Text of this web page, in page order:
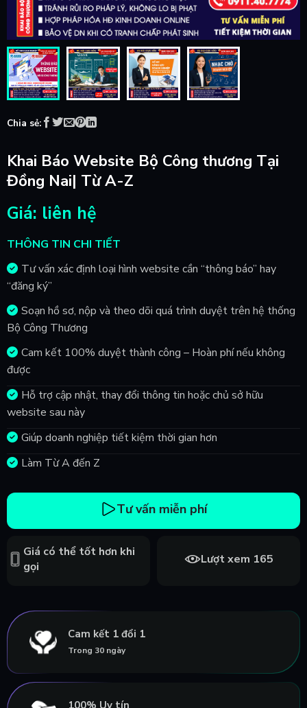
Chia sẻ:
Khai Báo Website Bộ Công thương Tại
Đồng Nai| Từ A-Z
Giá: liên hệ
THÔNG TIN CHI TIẾT
Tư vấn xác định loại hình website cần “thông báo” hay
“đăng ký”
Soạn hồ sơ, nộp và theo dõi quá trình duyệt trên hệ thống
Bộ Công Thương
Cam kết 100% duyệt thành công – Hoàn phí nếu không
được
Hỗ trợ cập nhật, thay đổi thông tin hoặc chủ sở hữu
website sau này
Giúp doanh nghiệp tiết kiệm thời gian hơn
Làm Từ A đến Z
Tư vấn miễn phí
Giá có thể tốt hơn khi
gọi
Lượt xem 165
Cam kết 1 đổi 1
Trong 30 ngày
100% Uy tín